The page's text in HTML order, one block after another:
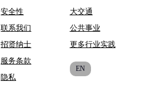
安全性
联系我们
招贤纳士
服务条款
隐私
大交通
公共事业
更多行业实践
EN